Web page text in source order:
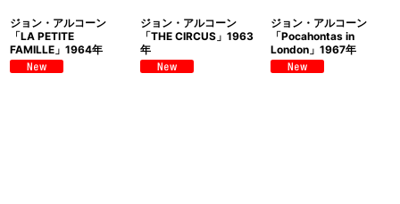
ジョン・アルコーン
「LA PETITE
FAMILLE」1964年
ジョン・アルコーン
「THE CIRCUS」1963
年
ジョン・アルコーン
「Pocahontas in
London」1967年